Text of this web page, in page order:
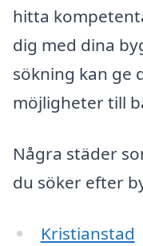
hitta
dig med dina
sökning kan ge
möjligheter till
Några städer
du söker efter
Kristianstad